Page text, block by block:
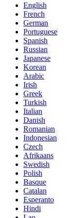
English
French
German
Portuguese
Spanish
Russian
Japanese
Korean
Arabic
Irish
Greek
Turkish
Italian
Danish
Romanian
Indonesian
Czech
Afrikaans
Swedish
Polish
Basque
Catalan
Esperanto
Hindi